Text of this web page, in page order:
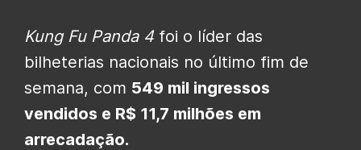
Kung Fu Panda 4foi o líder das
bilheterias nacionais no último fim de
semana, com 549 mil ingressos
vendidos e R$ 11,7 milhões em
arrecadação.